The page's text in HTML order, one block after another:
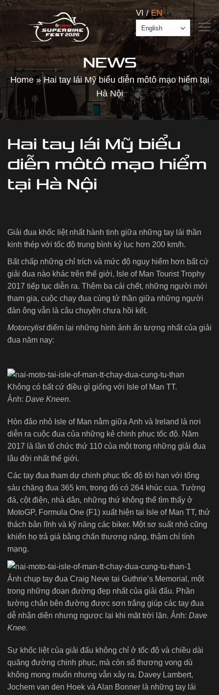
Skip
VI/EN
NEWS
Home»Hai tay lái Mỹ biểu diễn môtô mạo hiểm tại
Hà Nội
Hai tay lái Mỹ biểu
diễn môtô mạo hiểm
tại Hà Nội
Giải đua khốc liệt nhất hành tinh giữa những tay lái thần
kinh thép với tốc độ trung bình kỷ lục hơn 200 km/h.
Bất chấp những chỉ trích và mức độ nguy hiểm hơn bất cứ
giải đua nào khác trên thế giới, Isle of Man Tourist Trophy
2017 tiếp tục diễn ra. Thêm ba cái chết, những người mới
tham gia, cuộc chạy đua cùng tử thần giữa những người
đàn ông vẫn là câu chuyện chưa hồi kết.
Motorcylistđiểm lại những hình ảnh ấn tượng nhất của giải
đua năm nay:
Không có bất cứ điều gì giống với Isle of Man TT.
Ảnh: Dave Kneen.
Hòn đảo nhỏ Isle of Man nằm giữa Anh và Ireland là nơi
diễn ra cuộc đua của những kẻ chinh phục tốc độ. Năm
2017 là lần tổ chức thứ 110 của một trong những giải đua
lâu đời nhất thế giới.
Các tay đua tham dự chinh phục tốc độ tới hạn với tổng
sáu chặng đua 365 km, trong đó có 264 khúc cua. Tường
đá, cột điện, nhà dân, những thứ không thể tìm thấy ở
MotoGP, Formula One (F1) xuất hiện tại Isle of Man TT, thử
thách bản lĩnh và kỹ năng các biker. Một sơ suất nhỏ cũng
khiến họ trả giá bằng chấn thương nặng, thậm chí tính
mạng.
Ảnh chụp tay đua Craig Neve tại Guthrie’s Memorial, một
trong những đoạn đường đẹp nhất của giải đấu. Phần
tường chắn bên đường được sơn trắng giúp các tay đua
dễ nhận diện nhưng ngược lại khi mặt trời lặn. Ảnh: Dave
Knee.
Sự khốc liệt của giải đấu không chỉ ở tốc độ và chiều dài
quãng đường chinh phục, mà còn số thương vong dù
không mong muốn nhưng vẫn xảy ra. Davey Lambert,
Jochem van den Hoek và Alan Bonner là những tay lái